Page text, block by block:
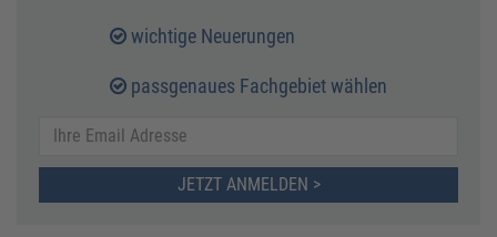
wichtige Neuerungen
passgenaues Fachgebiet wählen
JETZT ANMELDEN >